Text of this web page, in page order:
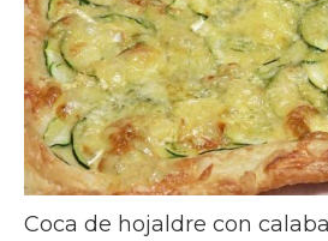
Coca de hojaldre con